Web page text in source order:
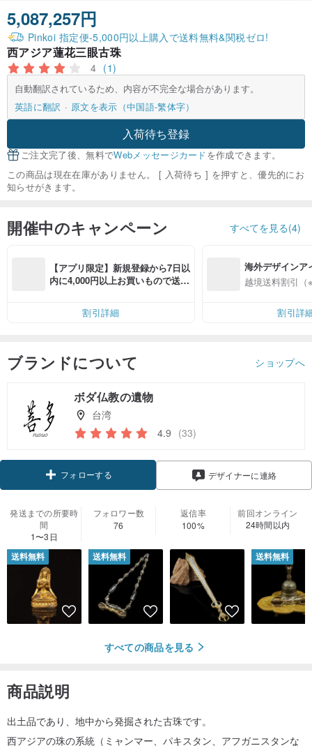
5,087,257円
Pinkoi 指定便-5,000円以上購入で送料無料&関税ゼロ!
西アジア蓮花三眼古珠
4 (1)
自動翻訳されているため、内容が不完全な場合があります。
英語に翻訳
原文を表示（中国語-繁体字）
入荷待ち登録
ご注文完了後、無料でWebメッセージカードを作成できます。
この商品は現在在庫がありません。 [ 入荷待ち ] を押すと、優先的にお
知らせがきます。
開催中のキャンペーン すべてを見る(4)
【アプリ限定】新規登録から7日以
内に4,000円以上お買いもので送料
割引詳細
海外デザインア
入
越境送料割引（
割引詳
ブランドについて ショップへ
ボダ仏教の遺物
台湾
4.9 (33)
フォローする デザイナーに連絡
発送までの所要時
間
1〜3日
フォロワー数
76
返信率
100%
前回オンライン
24時間以内
送料無料 送料無料 送料無料
すべての商品を見る
商品説明
出土品であり、地中から発掘された古珠です。
西アジアの珠の系統（ミャンマー、パキスタン、アフガニスタンな